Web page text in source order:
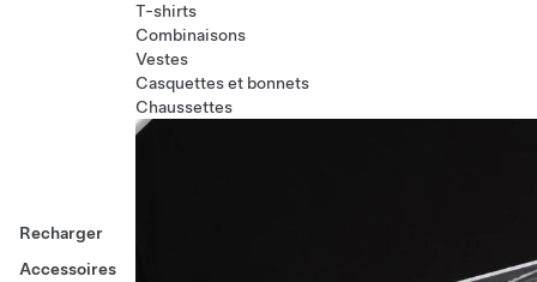
Recharger
Accessoires
T-shirts
Combinaisons
Vestes
Casquettes et bonnets
Chaussettes